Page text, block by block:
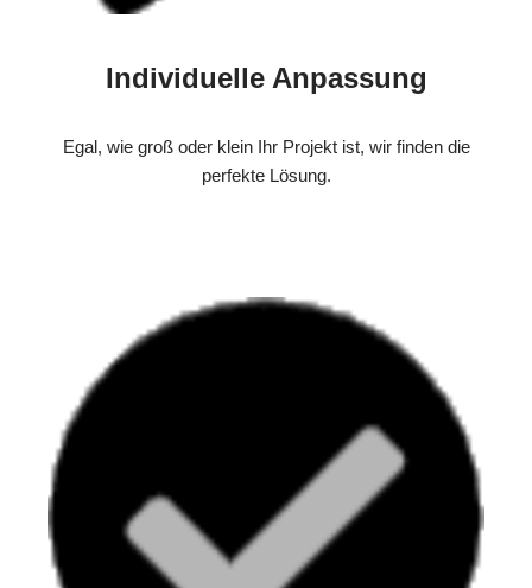
Individuelle Anpassung
Egal, wie groß oder klein Ihr Projekt ist, wir finden die
perfekte Lösung.